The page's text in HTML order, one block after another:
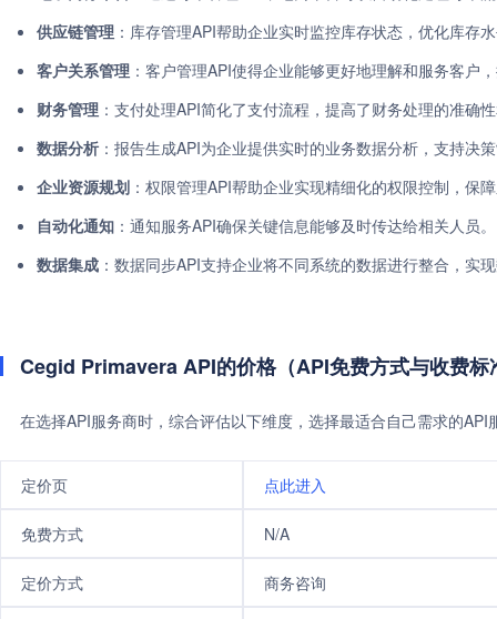
供应链管理 ：库存管理API帮助企业实时监控库存状态，优化库存
客户关系管理 ：客户管理API使得企业能够更好地理解和服务客户
财务管理 ：支付处理API简化了支付流程，提高了财务处理的准确
数据分析 ：报告生成API为企业提供实时的业务数据分析，支持决
企业资源规划 ：权限管理API帮助企业实现精细化的权限控制，保
自动化通知 ：通知服务API确保关键信息能够及时传达给相关人员。
数据集成 ：数据同步API支持企业将不同系统的数据进行整合，实
Cegid Primavera API的价格（API免费方式与收费标
在选择API服务商时，综合评估以下维度，选择最适合自己需求的
定价页 点此进入
免费方式 N/A
定价方式 商务咨询